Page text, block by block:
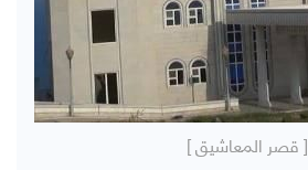
[ قصر المعاشيق ]